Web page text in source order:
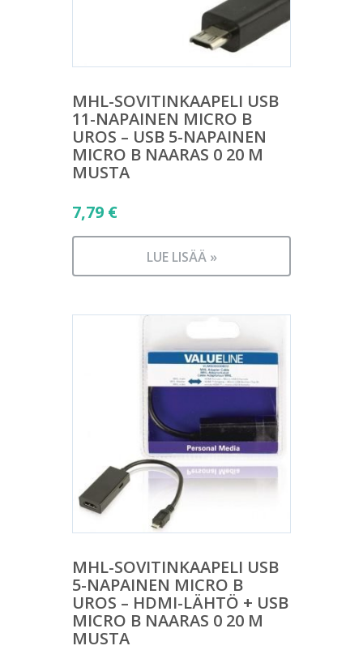
MHL-SOVITINKAAPELI USB
11-NAPAINEN MICRO B
UROS – USB 5-NAPAINEN
MICRO B NAARAS 0 20 M
MUSTA
7,79 €
LUE LISÄÄ »
MHL-SOVITINKAAPELI USB
5-NAPAINEN MICRO B
UROS – HDMI-LÄHTÖ + USB
MICRO B NAARAS 0 20 M
MUSTA